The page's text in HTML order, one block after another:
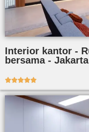
Interior kantor -
bersama -
